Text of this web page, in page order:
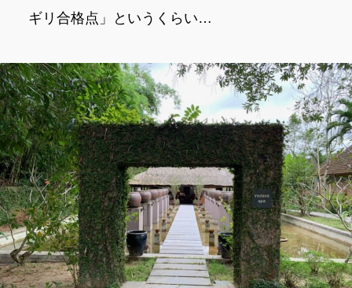
ギリ合格点」というくらい…